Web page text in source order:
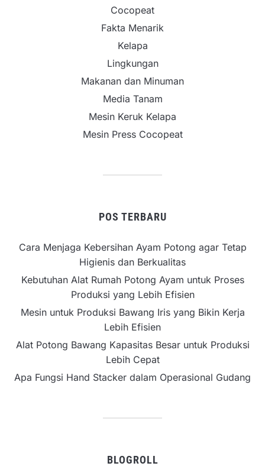
Cocopeat
Fakta Menarik
Kelapa
Lingkungan
Makanan dan Minuman
Media Tanam
Mesin Keruk Kelapa
Mesin Press Cocopeat
POS TERBARU
Cara Menjaga Kebersihan Ayam Potong agar Tetap
Higienis dan Berkualitas
Kebutuhan Alat Rumah Potong Ayam untuk Proses
Produksi yang Lebih Efisien
Mesin untuk Produksi Bawang Iris yang Bikin Kerja
Lebih Efisien
Alat Potong Bawang Kapasitas Besar untuk Produksi
Lebih Cepat
Apa Fungsi Hand Stacker dalam Operasional Gudang
BLOGROLL